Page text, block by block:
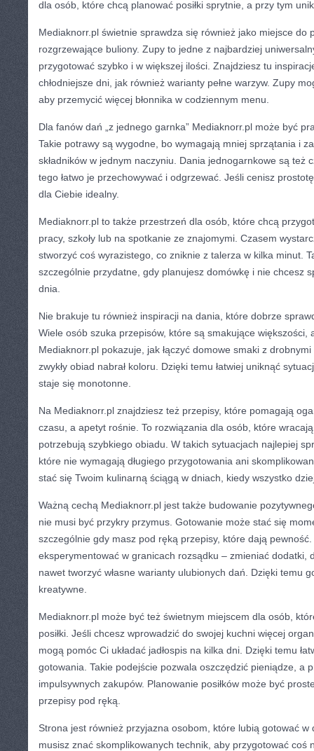
dla osób, które chcą planować posiłki sprytnie, a przy tym
Mediaknorr.pl świetnie sprawdza się również jako miejsce do
rozgrzewające buliony. Zupy to jedne z najbardziej
przygotować szybko i w większej ilości. Znajdziesz tu
chłodniejsze dni, jak również warianty pełne warzyw. Zupy
aby przemycić więcej błonnika w codziennym menu.
Dla fanów dań „z jednego garnka” Mediaknorr.pl może być
Takie potrawy są wygodne, bo wymagają mniej sprzątania i
składników w jednym naczyniu. Dania jednogarnkowe są też
tego łatwo je przechowywać i odgrzewać. Jeśli cenisz
dla Ciebie idealny.
Mediaknorr.pl to także przestrzeń dla osób, które chcą
pracy, szkoły lub na spotkanie ze znajomymi. Czasem
stworzyć coś wyrazistego, co zniknie z talerza w kilka minut.
szczególnie przydatne, gdy planujesz domówkę i nie chcesz
dnia.
Nie brakuje tu również inspiracji na dania, które dobrze
Wiele osób szuka przepisów, które są smakujące większości,
Mediaknorr.pl pokazuje, jak łączyć domowe smaki z
zwykły obiad nabrał koloru. Dzięki temu łatwiej uniknąć
staje się monotonne.
Na Mediaknorr.pl znajdziesz też przepisy, które pomagają
czasu, a apetyt rośnie. To rozwiązania dla osób, które
potrzebują szybkiego obiadu. W takich sytuacjach najlepiej
które nie wymagają długiego przygotowania ani
stać się Twoim kulinarną ściągą w dniach, kiedy wszystko
Ważną cechą Mediaknorr.pl jest także budowanie
nie musi być przykry przymus. Gotowanie może stać się
szczególnie gdy masz pod ręką przepisy, które dają
eksperymentować w granicach rozsądku – zmieniać dodatki,
nawet tworzyć własne warianty ulubionych dań. Dzięki temu
kreatywne.
Mediaknorr.pl może być też świetnym miejscem dla osób,
posiłki. Jeśli chcesz wprowadzić do swojej kuchni więcej
mogą pomóc Ci układać jadłospis na kilka dni. Dzięki temu
gotowania. Takie podejście pozwala oszczędzić pieniądze, a
impulsywnych zakupów. Planowanie posiłków może być
przepisy pod ręką.
Strona jest również przyjazna osobom, które lubią gotować w
musisz znać skomplikowanych technik, aby przygotować coś